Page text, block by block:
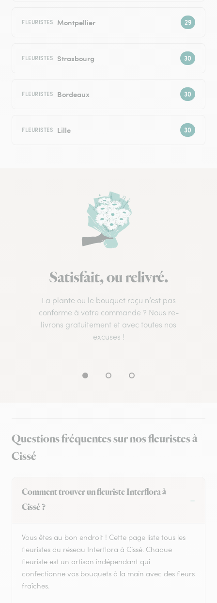
FLEURISTES Montpellier
FLEURISTES Strasbourg
FLEURISTES Bordeaux
FLEURISTES Lille
Satisfait, ou relivré.
La plante ou le bouquet reçu n’est pas
conforme à votre commande ? Nous re-
livrons gratuitement et avec toutes nos
excuses !
Questions fréquentes sur nos fleuristes à
Cissé
Comment trouver un fleuriste Interflora à
Cissé ?
Vous êtes au bon endroit ! Cette page liste tous les
fleuristes du réseau Interflora à Cissé. Chaque
fleuriste est un artisan indépendant qui
confectionne vos bouquets à la main avec des fleurs
fraîches.